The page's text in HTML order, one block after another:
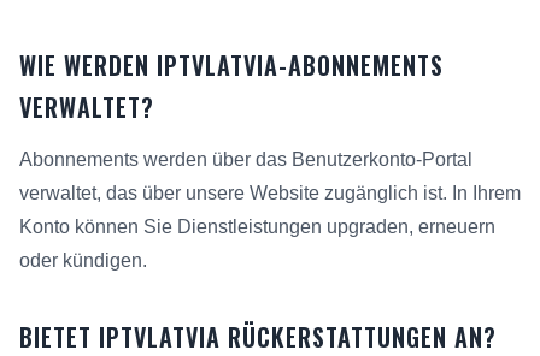
WIE WERDEN IPTVLATVIA-ABONNEMENTS
VERWALTET?
Abonnements werden über das Benutzerkonto-Portal
verwaltet, das über unsere Website zugänglich ist. In Ihrem
Konto können Sie Dienstleistungen upgraden, erneuern
oder kündigen.
BIETET IPTVLATVIA RÜCKERSTATTUNGEN AN?